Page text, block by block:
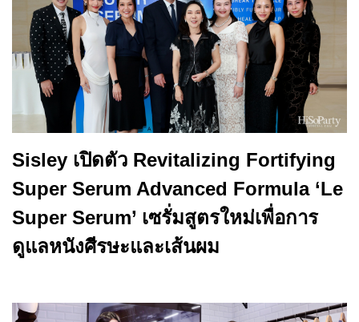
Sisley เปิดตัว Revitalizing Fortifying
Super Serum Advanced Formula ‘Le
Super Serum’ เซรั่มสูตรใหม่เพื่อการ
ดูแลหนังศีรษะและเส้นผม